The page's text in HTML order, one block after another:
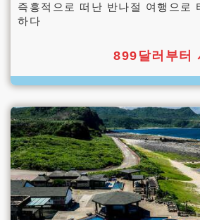
즉흥적으로 떠난 반나절 여행으로
하다
899달러부터